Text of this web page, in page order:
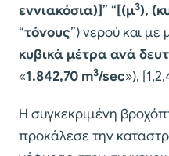
εννιακόσια)]” “[(μ3),
“τόνους”) νερού και με
κυβικά μέτρα ανά
«1.842,70 m3/sec»),
Η συγκεκριμένη
προκάλεσε την